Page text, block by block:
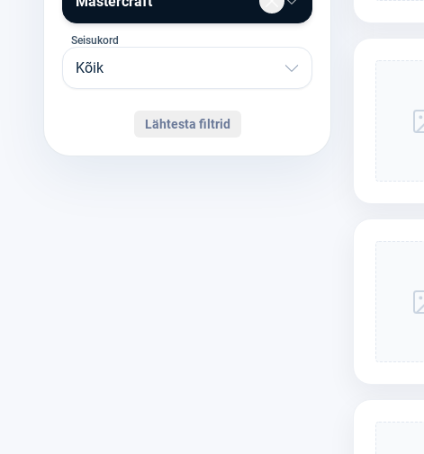
Seisukord
Kõik
Lähtesta filtrid